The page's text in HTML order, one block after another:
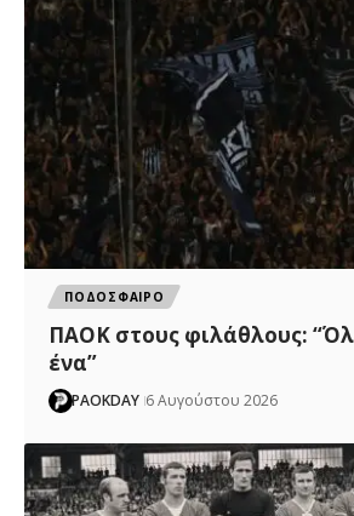
ΠΟΔΟΣΦΑΙΡΟ
ΠΑΟΚ στους φιλάθλους:
ένα”
PAOKDAY 6 Αυγούστου 2026